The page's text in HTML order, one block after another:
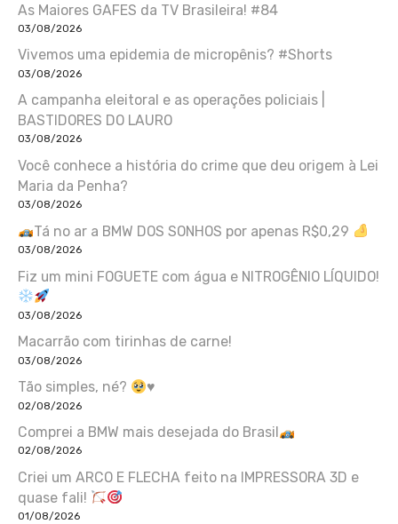
As Maiores GAFES da TV Brasileira! #84
03/08/2026
Vivemos uma epidemia de micropênis? #Shorts
03/08/2026
A campanha eleitoral e as operações policiais |
BASTIDORES DO LAURO
03/08/2026
Você conhece a história do crime que deu origem à Lei
Maria da Penha?
03/08/2026
Tá no ar a BMW DOS SONHOS por apenas R$0,29
03/08/2026
Fiz um mini FOGUETE com água e NITROGÊNIO LÍQUIDO!
03/08/2026
Macarrão com tirinhas de carne!
03/08/2026
Tão simples, né? ♥️
02/08/2026
Comprei a BMW mais desejada do Brasil
02/08/2026
Criei um ARCO E FLECHA feito na IMPRESSORA 3D e
quase fali!
01/08/2026